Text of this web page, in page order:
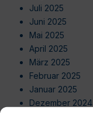
Juli 2025
Juni 2025
Mai 2025
April 2025
März 2025
Februar 2025
Januar 2025
Dezember 2024